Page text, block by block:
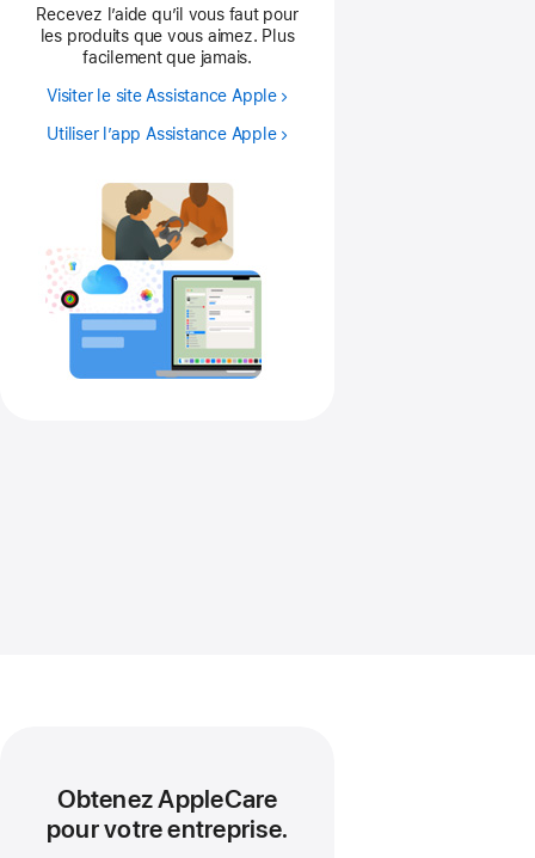
Recevez l’aide qu’il vous faut pour
les produits que vous aimez. Plus
facilement que jamais.
Visiter le site Assistance Apple
Utiliser l’app Assistance Apple
Obtenez AppleCare
pour votre entreprise.